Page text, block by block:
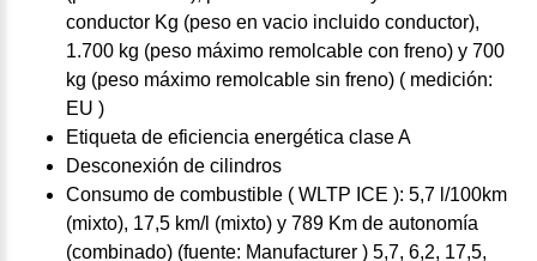
conductor Kg (peso en vacio incluido conductor),
1.700 kg (peso máximo remolcable con freno) y 700
kg (peso máximo remolcable sin freno) ( medición:
EU )
Etiqueta de eficiencia energética clase A
Desconexión de cilindros
Consumo de combustible ( WLTP ICE ): 5,7 l/100km
(mixto), 17,5 km/l (mixto) y 789 Km de autonomía
(combinado) (fuente: Manufacturer ) 5,7, 6,2, 17,5,